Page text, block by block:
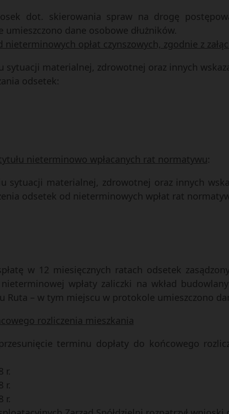
dot. skierowania spraw na drogę
dane osobowe dłużników.
opłat czynszowych, zgodnie z
sytuacji materialnej, zdrowotnej oraz innych
odsetek:
nieterminowo wpłacanych rat normatywu:
sytuacji materialnej, zdrowotnej oraz innych
odsetek od nieterminowych wpłat rat
w 12 miesięcznych ratach odsetek
wpłaty zaliczki na wkład
Ruta – w tym miejscu w protokole umieszczono
rozliczenia mieszkania
terminu dopłaty do końcowego
r.
r.
r.